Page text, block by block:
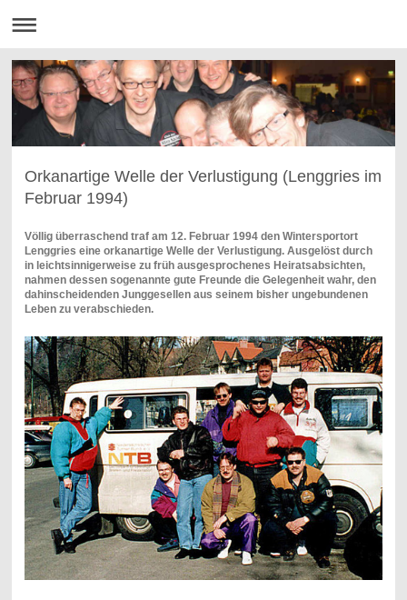
Orkanartige Welle der Verlustigung (Lenggries im
Februar 1994)
Völlig überraschend traf am 12. Februar 1994 den Wintersportort
Lenggries eine orkanartige Welle der Verlustigung. Ausgelöst durch
in leichtsinnigerweise zu früh ausgesprochenes Heiratsabsichten,
nahmen dessen sogenannte gute Freunde die Gelegenheit wahr, den
dahinscheidenden Junggesellen aus seinem bisher ungebundenen
Leben zu verabschieden.